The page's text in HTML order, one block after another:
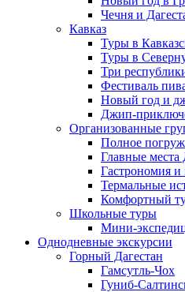
Чечня и
Кавказ
Туры в
Туры в
Три
Фестиваль
Новый год и
Джип-
Организованные
Полное
Главные места
Гастрономия и
Термальные
Комфортный
Школьные туры
Мини-
Однодневные экскурсии
Горный Дагестан
Гамсутль-Чох
Гуниб-